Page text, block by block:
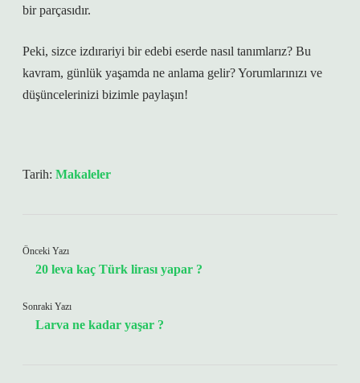
bir parçasıdır.
Peki, sizce izdırariyi bir edebi eserde nasıl tanımlarız? Bu
kavram, günlük yaşamda ne anlama gelir? Yorumlarınızı ve
düşüncelerinizi bizimle paylaşın!
Tarih: Makaleler
Önceki Yazı
20 leva kaç Türk lirası yapar ?
Sonraki Yazı
Larva ne kadar yaşar ?